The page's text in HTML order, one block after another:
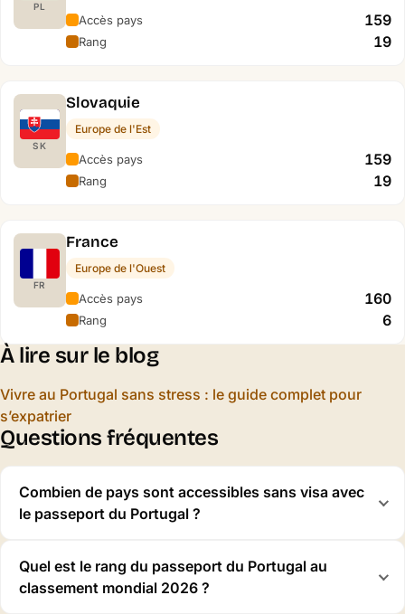
PL
Accès pays 159
Rang 19
SK
Slovaquie
Europe de l'Est
Accès pays 159
Rang 19
FR
France
Europe de l'Ouest
Accès pays 160
Rang 6
À lire sur le blog
Vivre au Portugal sans stress : le guide complet pour
s’expatrier
Questions fréquentes
Combien de pays sont accessibles sans visa avec
le passeport du Portugal ?
Quel est le rang du passeport du Portugal au
classement mondial 2026 ?